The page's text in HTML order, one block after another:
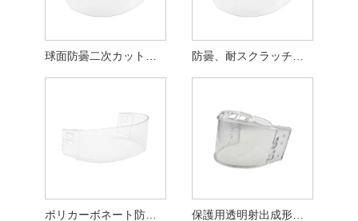
球面防曇二次カットホッケーバイザー 防曇、耐スクラッチ二次切断ホッケー バイザー
ポリカーボネート防曇射出成形ホッケーバイザー 保護用透明射出成形ホッケーバイザー